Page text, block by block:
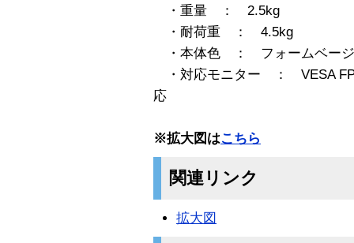
・重量 ： 2.5kg
・耐荷重 ： 4.5kg
・本体色 ： フォームベー
・対応モニター ： VESA
応
※拡大図はこちら
関連リンク
拡大図